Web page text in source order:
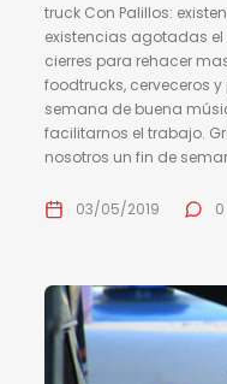
truck Con Palillos:
existencias agotadas el
cierres para rehacer
foodtrucks, cerveceros
semana de buena
facilitarnos el trabajo.
nosotros un fin de
03/05/2019